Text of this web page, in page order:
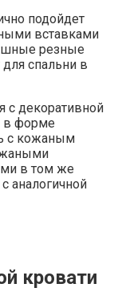
подойдет
вставками
резные
спальни в
с декоративной
в форме
с кожаным
в том же
аналогичной
кровати